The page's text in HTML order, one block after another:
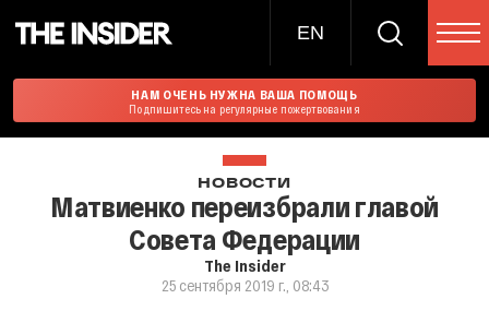
EN
НАМ ОЧЕНЬ НУЖНА ВАША ПОМОЩЬ
Подпишитесь на регулярные пожертвования
НОВОСТИ
Матвиенко переизбрали главой
Совета Федерации
The Insider
25 сентября 2019 г., 08:43